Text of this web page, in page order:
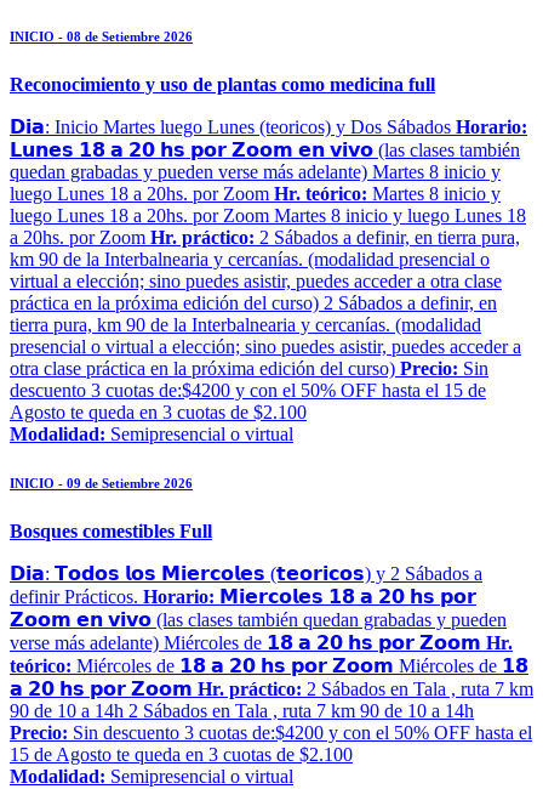
INICIO - 08 de Setiembre 2026
Reconocimiento y uso de plantas como medicina full
𝗗𝗶𝗮: Inicio Martes luego Lunes (teoricos) y Dos Sábados Horario:
𝗟𝘂𝗻𝗲𝘀 𝟭𝟴 𝗮 𝟮𝟬 𝗵𝘀 𝗽𝗼𝗿 𝗭𝗼𝗼𝗺 𝗲𝗻 𝘃𝗶𝘃𝗼 (las clases también
quedan grabadas y pueden verse más adelante) Martes 8 inicio y
luego Lunes 18 a 20hs. por Zoom Hr. teórico: Martes 8 inicio y
luego Lunes 18 a 20hs. por Zoom Martes 8 inicio y luego Lunes 18
a 20hs. por Zoom Hr. práctico: 2 Sábados a definir, en tierra pura,
km 90 de la Interbalnearia y cercanías. (modalidad presencial o
virtual a elección; sino puedes asistir, puedes acceder a otra clase
práctica en la próxima edición del curso) 2 Sábados a definir, en
tierra pura, km 90 de la Interbalnearia y cercanías. (modalidad
presencial o virtual a elección; sino puedes asistir, puedes acceder a
otra clase práctica en la próxima edición del curso) Precio: Sin
descuento 3 cuotas de:$4200 y con el 50% OFF hasta el 15 de
Agosto te queda en 3 cuotas de $2.100
Modalidad: Semipresencial o virtual
INICIO - 09 de Setiembre 2026
Bosques comestibles Full
𝗗𝗶𝗮: 𝗧𝗼𝗱𝗼𝘀 𝗹𝗼𝘀 𝗠𝗶𝗲𝗿𝗰𝗼𝗹𝗲𝘀 (𝘁𝗲𝗼𝗿𝗶𝗰𝗼𝘀) y 2 Sábados a
definir Prácticos. Horario: 𝗠𝗶𝗲𝗿𝗰𝗼𝗹𝗲𝘀 𝟭𝟴 𝗮 𝟮𝟬 𝗵𝘀 𝗽𝗼𝗿
𝗭𝗼𝗼𝗺 𝗲𝗻 𝘃𝗶𝘃𝗼 (las clases también quedan grabadas y pueden
verse más adelante) Miércoles de 𝟭𝟴 𝗮 𝟮𝟬 𝗵𝘀 𝗽𝗼𝗿 𝗭𝗼𝗼𝗺 Hr.
teórico: Miércoles de 𝟭𝟴 𝗮 𝟮𝟬 𝗵𝘀 𝗽𝗼𝗿 𝗭𝗼𝗼𝗺 Miércoles de 𝟭𝟴
𝗮 𝟮𝟬 𝗵𝘀 𝗽𝗼𝗿 𝗭𝗼𝗼𝗺 Hr. práctico: 2 Sábados en Tala , ruta 7 km
90 de 10 a 14h 2 Sábados en Tala , ruta 7 km 90 de 10 a 14h
Precio: Sin descuento 3 cuotas de:$4200 y con el 50% OFF hasta el
15 de Agosto te queda en 3 cuotas de $2.100
Modalidad: Semipresencial o virtual